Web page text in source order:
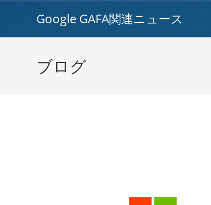
Google GAFA関連ニュース
ブログ